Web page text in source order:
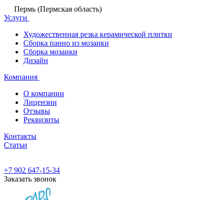
Пермь (Пермская область)
Услуги
Художественная резка керамической плитки
Сборка панно из мозаики
Сборка мозаики
Дизайн
Компания
О компании
Лицензии
Отзывы
Реквизиты
Контакты
Статьи
+7 902 647-15-34
Заказать звонок